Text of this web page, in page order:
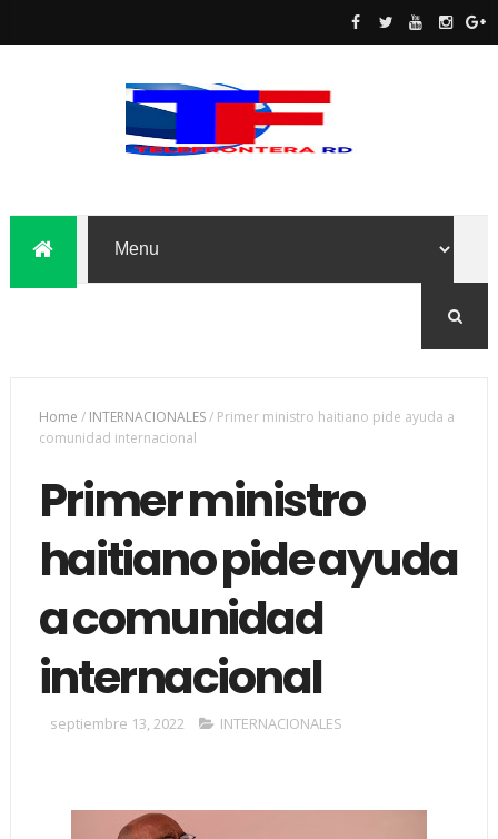
Home / INTERNACIONALES/ Primer ministro haitiano pide ayuda a
comunidad internacional
Primer ministro
haitiano pide ayuda
a comunidad
internacional
septiembre 13, 2022 INTERNACIONALES